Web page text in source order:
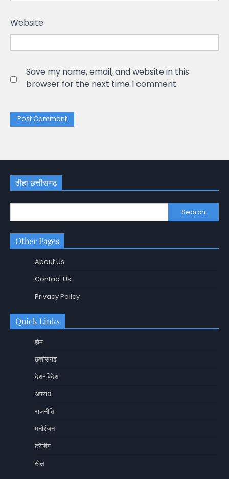
Website
Save my name, email, and website in this
browser for the next time I comment.
ठीहा छत्तीसगढ़
Search
Other Pages
About Us
Contact Us
Privacy Policy
Quick Links
होम
छत्तीसगढ़
देश-विदेश
अपराध
राजनीति
मनोरंजन
ट्रेंडिंग
खेल